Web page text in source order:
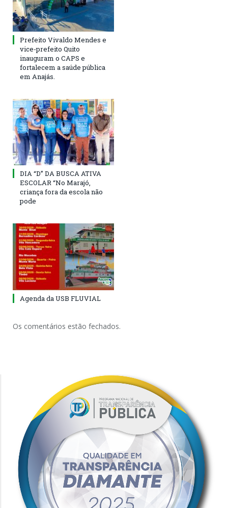
Prefeito Vivaldo Mendes e
vice-prefeito Quito
inauguram o CAPS e
fortalecem a saúde pública
em Anajás.
DIA “D” DA BUSCA ATIVA
ESCOLAR “No Marajó,
criança fora da escola não
pode
Agenda da USB FLUVIAL
Os comentários estão fechados.